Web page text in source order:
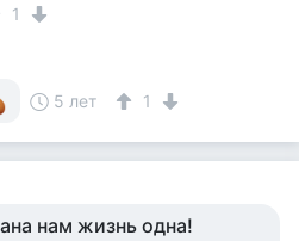
1
5 лет 1
нам жизнь одна!